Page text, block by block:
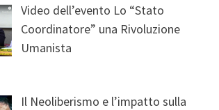
Video dell’evento Lo “Stato
Coordinatore” una Rivoluzione
Umanista
Il Neoliberismo e l’impatto sulla